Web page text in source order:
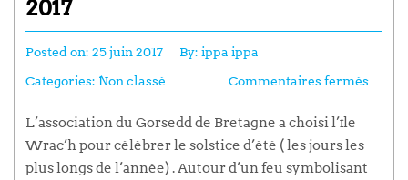
2017
Posted on: 25 juin 2017 By: ippa ippa
Categories: Non classé Commentaires fermés
L’association du Gorsedd de Bretagne a choisi l’île
Wrac’h pour célébrer le solstice d’été ( les jours les
plus longs de l’année) . Autour d’un feu symbolisant